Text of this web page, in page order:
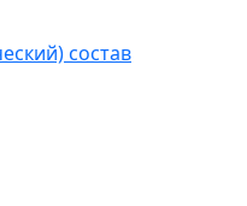
состав